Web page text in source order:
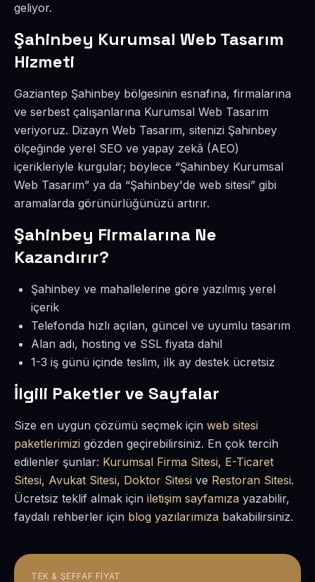
geliyor.
Şahinbey Kurumsal Web Tasarım
Hizmeti
Gaziantep Şahinbey bölgesinin esnafına, firmalarına
ve serbest çalışanlarına Kurumsal Web Tasarım
veriyoruz. Dizayn Web Tasarım, sitenizi Şahinbey
ölçeğinde yerel SEO ve yapay zekâ (AEO)
içerikleriyle kurgular; böylece “Şahinbey Kurumsal
Web Tasarım” ya da “Şahinbey'de web sitesi” gibi
aramalarda görünürlüğünüzü artırır.
Şahinbey Firmalarına Ne
Kazandırır?
Şahinbey ve mahallelerine göre yazılmış yerel
içerik
Telefonda hızlı açılan, güncel ve uyumlu tasarım
Alan adı, hosting ve SSL fiyata dahil
1-3 iş günü içinde teslim, ilk ay destek ücretsiz
İlgili Paketler ve Sayfalar
Size en uygun çözümü seçmek için web sitesi
paketlerimizi gözden geçirebilirsiniz. En çok tercih
edilenler şunlar: Kurumsal Firma Sitesi, E-Ticaret
Sitesi, Avukat Sitesi, Doktor Sitesi ve Restoran Sitesi.
Ücretsiz teklif almak için iletişim sayfamıza yazabilir,
faydalı rehberler için blog yazılarımıza bakabilirsiniz.
TEK & ŞEFFAF FIYAT